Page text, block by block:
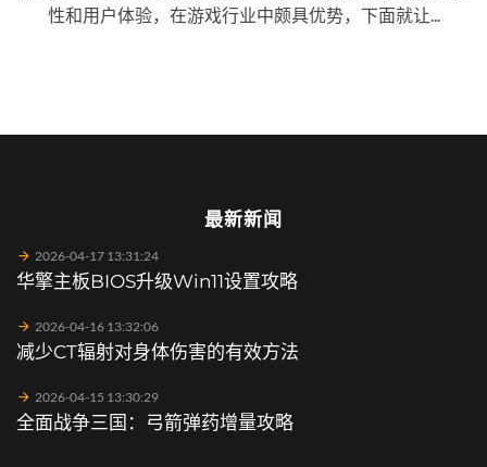
性和用户体验，在游戏行业中颇具优势，下面就让...
最新新闻
2026-04-17 13:31:24
华擎主板BIOS升级Win11设置攻略
2026-04-16 13:32:06
减少CT辐射对身体伤害的有效方法
2026-04-15 13:30:29
全面战争三国：弓箭弹药增量攻略